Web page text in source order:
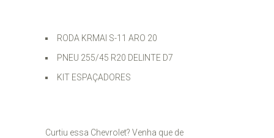
RODA KRMAI S-11 ARO 20
PNEU 255/45 R20 DELINTE D7
KIT ESPAÇADORES
Curtiu essa Chevrolet? Venha que de